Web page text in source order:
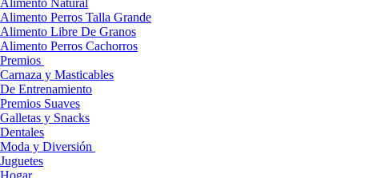
Alimento Natural
Alimento Perros Talla Grande
Alimento Libre De Granos
Alimento Perros Cachorros
Premios
Carnaza y Masticables
De Entrenamiento
Premios Suaves
Galletas y Snacks
Dentales
Moda y Diversión
Juguetes
Hogar